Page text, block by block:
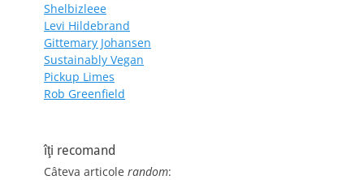
Shelbizleee
Levi Hildebrand
Gittemary Johansen
Sustainably Vegan
Pickup Limes
Rob Greenfield
îţi recomand
Câteva articole random: